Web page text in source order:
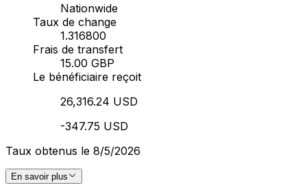
Nationwide
Taux de change
1.316800
Frais de transfert
15.00 GBP
Le bénéficiaire reçoit
26,316.24 USD
-347.75 USD
Taux obtenus le 8/5/2026
En savoir plus